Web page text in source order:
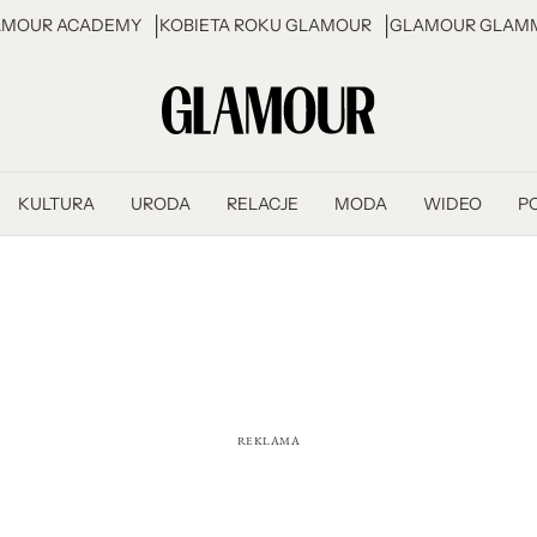
ACADEMY KOBIETA ROKU GLAMOUR GLAMOUR
KULTURA URODA RELACJE MODA WIDEO